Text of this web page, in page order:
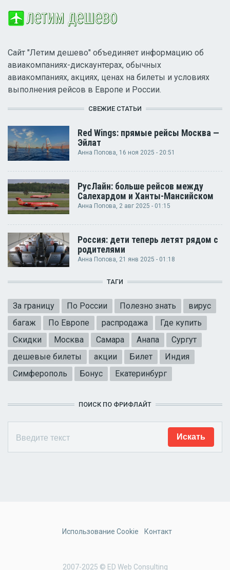
Сайт "Летим дешево" объединяет информацию об
авиакомпаниях-дискаунтерах, обычных
авиакомпаниях, акциях, ценах на билеты и условиях
выполнения рейсов в Европе и России.
СВЕЖИЕ СТАТЬИ
Red Wings: прямые рейсы Москва —
Эйлат
Анна Попова, 16 ноя 2025 - 20:51
РусЛайн: больше рейсов между
Салехардом и Ханты-Мансийском
Анна Попова, 2 авг 2025 - 01:15
Россия: дети теперь летят рядом с
родителями
Анна Попова , 21 янв 2025 - 01:18
ТАГИ
За границу По России Полезно знать
вирус
багаж
По Европе распродажа
Где купить
Скидки
Москва Самара Анапа
Сургут
дешевые билеты
акции Билет
Индия
Симферополь
Бонус Екатеринбург
ПОИСК ПО ФРИФЛАЙТ
2007-2025 © ED Web Consulting
Использование Cookie Контакт